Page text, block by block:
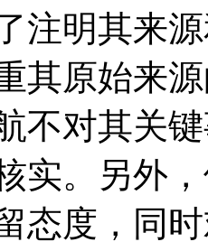
注明其来
其原始来
不对其关
实。另外
态度，同